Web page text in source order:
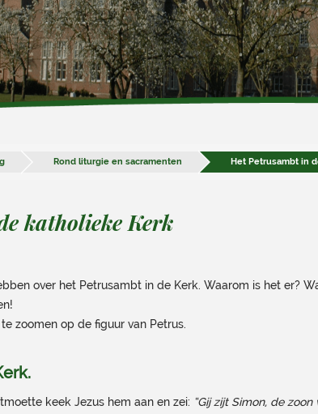
Rond liturgie en sacramenten Het Petrusambt in
katholieke Kerk
over het Petrusambt in de Kerk. Waarom is het er?
zoomen op de figuur van Petrus.
keek Jezus hem aan en zei: “Gij zijt Simon, de